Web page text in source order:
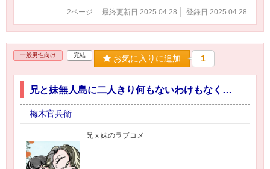
2ページ 最終更新日 2025.04.28 登録日 2025.04.28
一般男性向け 完結 お気に入りに追加 1
兄と妹無人島に二人きり何もないわけもなく…
梅木官兵衛
兄ｘ妹のラブコメ